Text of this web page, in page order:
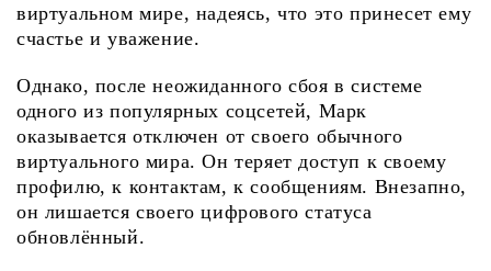
виртуальном мире, надеясь, что это принесет ему
счастье и уважение.
Однако, после неожиданного сбоя в системе
одного из популярных соцсетей, Марк
оказывается отключен от своего обычного
виртуального мира. Он теряет доступ к своему
профилю, к контактам, к сообщениям. Внезапно,
он лишается своего цифрового статуса
обновлённый.